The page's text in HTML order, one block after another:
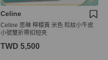
Celine
Celine 思琳 檸檬黃 米色 粒紋小牛皮
小號雙折帶扣短夾
TWD 5,500